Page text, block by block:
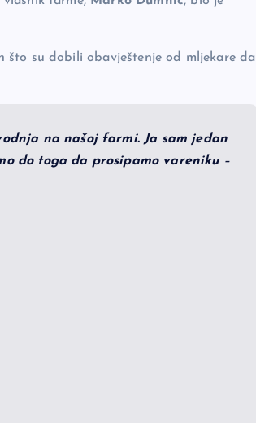
su dobili obavještenje od mljekare da
na našoj farmi. Ja sam jedan
do toga da prosipamo vareniku–